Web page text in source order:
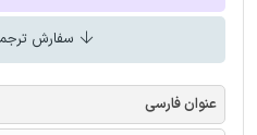
سفارش
عنوان فارسی